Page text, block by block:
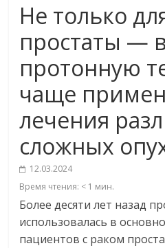
Не только
простаты —
протонную
чаще
лечения
сложных
12.03.2024
Время чтения: < 1 мин.
Более десяти лет назад
использовалась в
пациентов с раком